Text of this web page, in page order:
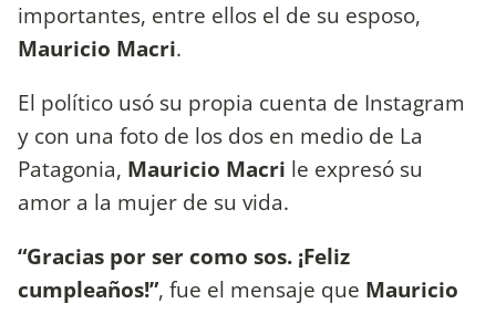
importantes, entre ellos el de su esposo,
Mauricio Macri.
El político usó su propia cuenta de Instagram
y con una foto de los dos en medio de La
Patagonia, Mauricio Macri le expresó su
amor a la mujer de su vida.
“Gracias por ser como sos. ¡Feliz
cumpleaños!”, fue el mensaje que Mauricio